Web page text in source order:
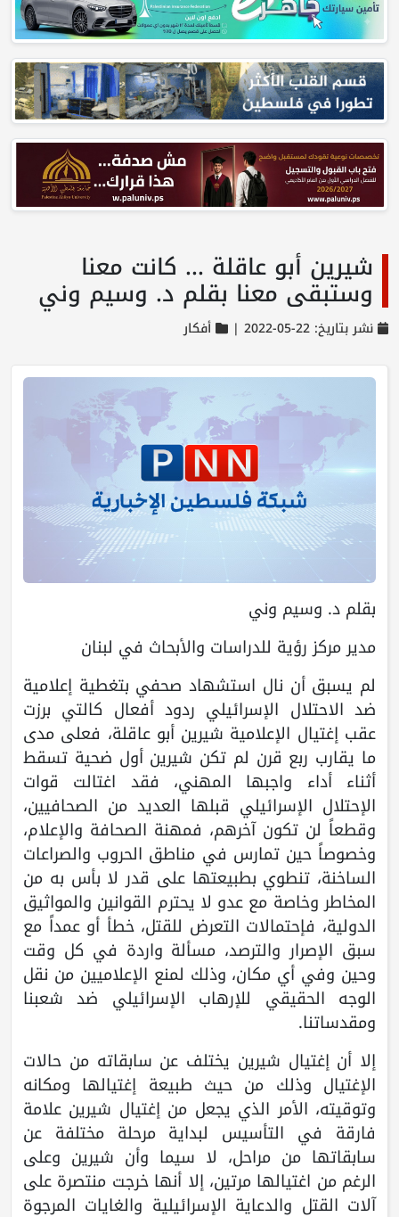
شيرين أبو عاقلة ... كانت معنا
وستبقى معنا بقلم د. وسيم وني
نشر بتاريخ: 22-05-2022 | أفكار
بقلم د. وسيم وني
مدير مركز رؤية للدراسات والأبحاث في لبنان
لم يسبق أن نال استشهاد صحفي بتغطية إعلامية
ضد الاحتلال الإسرائيلي ردود أفعال كالتي برزت
عقب إغتيال الإعلامية شيرين أبو عاقلة، فعلى مدى
ما يقارب ربع قرن لم تكن شيرين أول ضحية تسقط
أثناء أداء واجبها المهني، فقد اغتالت قوات
الإحتلال الإسرائيلي قبلها العديد من الصحافيين،
وقطعاً لن تكون آخرهم، فمهنة الصحافة والإعلام،
وخصوصاً حين تمارس في مناطق الحروب والصراعات
الساخنة، تنطوي بطبيعتها على قدر لا بأس به من
المخاطر وخاصة مع عدو لا يحترم القوانين والمواثيق
الدولية، فإحتمالات التعرض للقتل، خطأ أو عمداً مع
سبق الإصرار والترصد، مسألة واردة في كل وقت
وحين وفي أي مكان، وذلك لمنع الإعلاميين من نقل
الوجه الحقيقي للإرهاب الإسرائيلي ضد شعبنا
ومقدساتنا.
إلا أن إغتيال شيرين يختلف عن سابقاته من حالات
الإغتيال وذلك من حيث طبيعة إغتيالها ومكانه
وتوقيته، الأمر الذي يجعل من إغتيال شيرين علامة
فارقة في التأسيس لبداية مرحلة مختلفة عن
سابقاتها من مراحل، لا سيما وأن شيرين وعلى
الرغم من اغتيالها مرتين، إلا أنها خرجت منتصرة على
آلات القتل والدعاية الإسرائيلية والغايات المرجوة